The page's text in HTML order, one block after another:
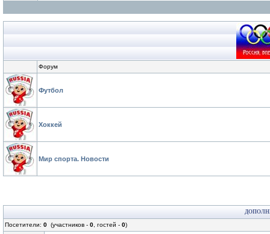
Форум
Футбол
Хоккей
Мир спорта. Новости
Посетители: 0 (участников - 0 , гостей - 0)